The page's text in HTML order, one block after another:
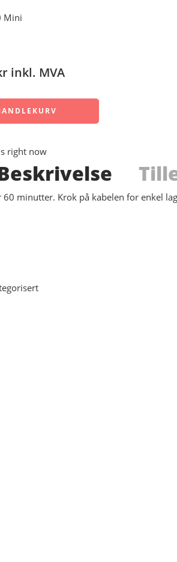
Mini
inkl. MVA
right now
minutter. Krok på kabelen for enkel